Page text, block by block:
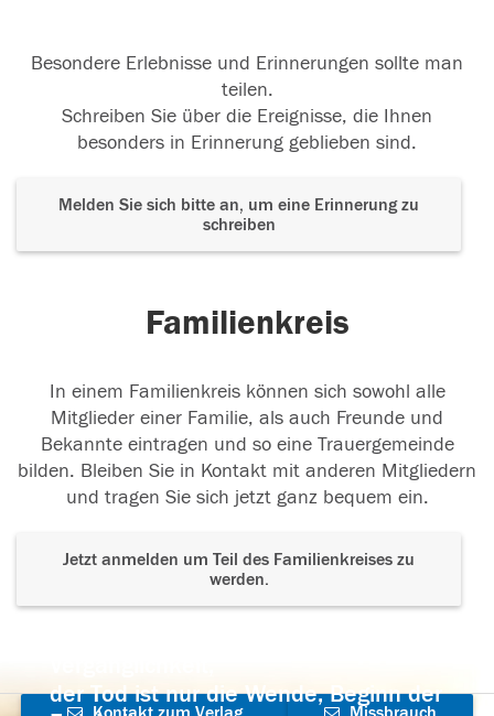
Besondere Erlebnisse und Erinnerungen sollte man
teilen.
Schreiben Sie über die Ereignisse, die Ihnen
besonders in Erinnerung geblieben sind.
Melden Sie sich bitte an, um eine Erinnerung zu
schreiben
Familienkreis
In einem Familienkreis können sich sowohl alle
Mitglieder einer Familie, als auch Freunde und
Bekannte eintragen und so eine Trauergemeinde
bilden. Bleiben Sie in Kontakt mit anderen Mitgliedern
und tragen Sie sich jetzt ganz bequem ein.
Jetzt anmelden um Teil des Familienkreises zu
werden.
der Tod ist nur die Wende, Beginn der